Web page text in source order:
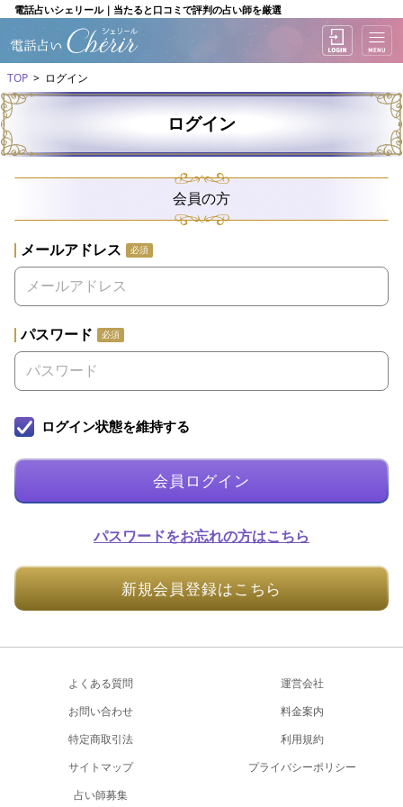
電話占いシェリール｜当たると口コミで評判の占い師を厳選
TOP ログイン
ログイン
会員の方
メールアドレス 必須
パスワード 必須
ログイン状態を維持する
会員ログイン
パスワードをお忘れの方はこちら
新規会員登録はこちら
よくある質問
運営会社
お問い合わせ
料金案内
特定商取引法
利用規約
サイトマップ
プライバシーポリシー
占い師募集